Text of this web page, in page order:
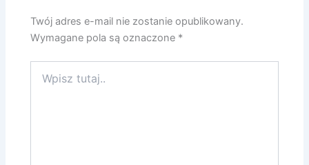
Twój adres e-mail nie zostanie opublikowany.
Wymagane pola są oznaczone *
tutaj..